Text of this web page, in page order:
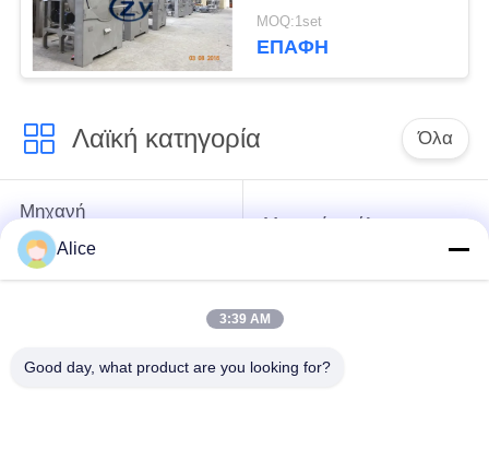
γλυκών πατατών
κόσκινων σε
MOQ:1set
ΕΠΑΦΉ
Λαϊκή κατηγορία Όλα
Μηχανή
επεξεργασίας
αμύλου μανιόκων
Μηχανή αμύλου
πατατών
Μηχανή
αλευριού μανιόκων
Alice
3:39 AM
Good day, what product are you looking for?